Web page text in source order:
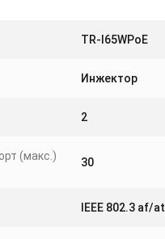
TR-I65WPoE
Инжектор
2
(макс.)
30
IEEE 802.3 af/at